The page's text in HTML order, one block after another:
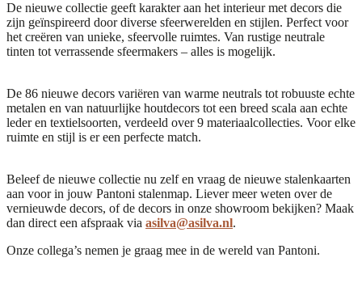
De nieuwe collectie geeft karakter aan het interieur met decors die
zijn geïnspireerd door diverse sfeerwerelden en stijlen. Perfect voor
het creëren van unieke, sfeervolle ruimtes. Van rustige neutrale
tinten tot verrassende sfeermakers – alles is mogelijk.
De 86 nieuwe decors variëren van warme neutrals tot robuuste echte
metalen en van natuurlijke houtdecors tot een breed scala aan echte
leder en textielsoorten, verdeeld over 9 materiaalcollecties. Voor elke
ruimte en stijl is er een perfecte match.
Beleef de nieuwe collectie nu zelf en vraag de nieuwe stalenkaarten
aan voor in jouw Pantoni stalenmap. Liever meer weten over de
vernieuwde decors, of de decors in onze showroom bekijken? Maak
dan direct een afspraak via asilva@asilva.nl.
Onze collega’s nemen je graag mee in de wereld van Pantoni.